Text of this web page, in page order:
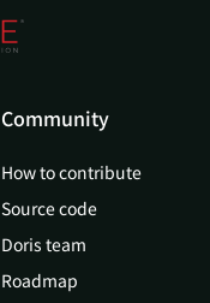
Community
How to contribute
Source code
Doris team
Roadmap